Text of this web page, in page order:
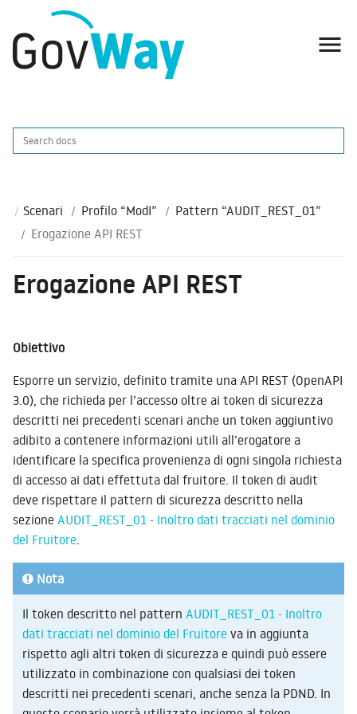

Scenari Profilo “ModI”
Pattern “AUDIT_REST_01”
Erogazione API REST
Erogazione API REST
Obiettivo
Esporre un servizio, definito tramite una API REST (OpenAPI
3.0), che richieda per l’accesso oltre ai token di sicurezza
descritti nei precedenti scenari anche un token aggiuntivo
adibito a contenere informazioni utili all’erogatore a
identificare la specifica provenienza di ogni singola richiesta
di accesso ai dati effettuta dal fruitore. Il token di audit
deve rispettare il pattern di sicurezza descritto nella
sezione AUDIT_REST_01 - Inoltro dati tracciati nel dominio
del Fruitore
Nota
Il token descritto nel pattern AUDIT_REST_01 - Inoltro
dati tracciati nel dominio del Fruitore va in aggiunta
rispetto agli altri token di sicurezza e quindi può essere
utilizzato in combinazione con qualsiasi dei token
descritti nei precedenti scenari, anche senza la PDND. In